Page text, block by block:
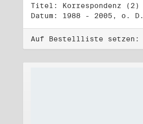
Titel: Korrespondenz (2)
Datum: 1988 - 2005, o. D.
Auf Bestellliste setzen: